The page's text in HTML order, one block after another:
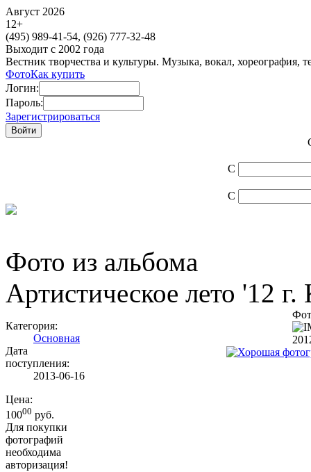
Август 2026
12+
(495) 989-41-54, (926) 777-32-48
Выходит с 2002 года
Вестник творчества и культуры. Музыка, вокал, хореография,
ФотоКак купить
Логин:
Пароль:
Зарегистрироваться
С
С
Фото из альбома
Артистическое лето '12
Категория:
Основная
Дата
поступления:
2013-06-16
Цена:
10000 руб.
Для покупки
фотографий
необходима
авторизация!